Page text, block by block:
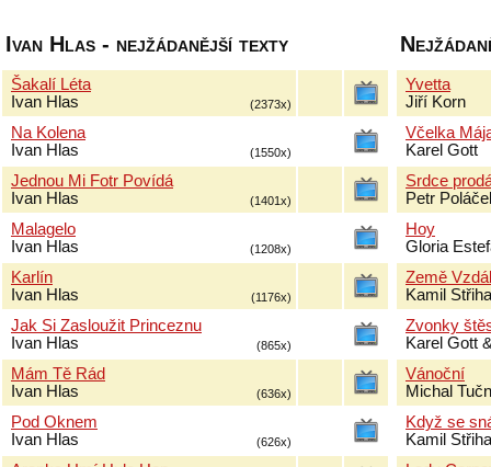
Ivan Hlas - nejžádanější texty
Šakalí Léta
Ivan Hlas
(2373x)
Na Kolena
Ivan Hlas
(1550x)
Jednou Mi Fotr Povídá
Ivan Hlas
(1401x)
Malagelo
Ivan Hlas
(1208x)
Karlín
Ivan Hlas
(1176x)
Jak Si Zasloužit Princeznu
Ivan Hlas
(865x)
Mám Tě Rád
Ivan Hlas
(636x)
Pod Oknem
Ivan Hlas
(626x)
Yvetta
Jiří Korn
Včelka
Karel Gott
Srdce
Petr
Hoy
Gloria
Země
Kamil
Zvonky
Karel Gott
Vánoční
Michal
Když se
Kamil